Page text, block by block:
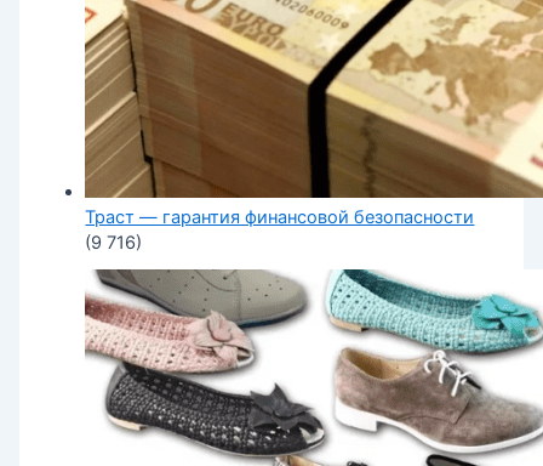
Траст — гарантия финансовой безопасности
(9 716)